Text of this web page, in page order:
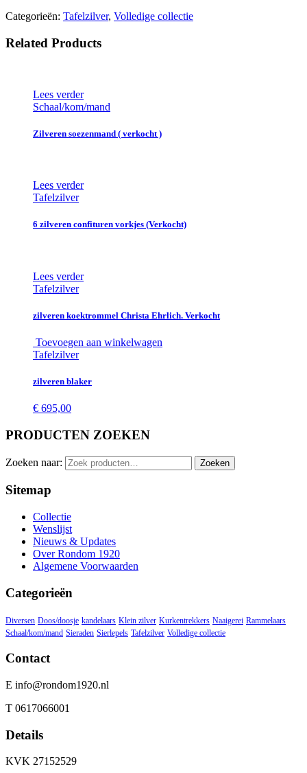
Categorieën: Tafelzilver, Volledige collectie
Related Products
Lees verder
Schaal/kom/mand
Zilveren soezenmand ( verkocht )
Lees verder
Tafelzilver
6 zilveren confituren vorkjes (Verkocht)
Lees verder
Tafelzilver
zilveren koektrommel Christa Ehrlich. Verkocht
Toevoegen aan winkelwagen
Tafelzilver
zilveren blaker
€ 695,00
PRODUCTEN ZOEKEN
Zoeken naar: Zoeken
Sitemap
Collectie
Wenslijst
Nieuws & Updates
Over Rondom 1920
Algemene Voorwaarden
Categorieën
Diversen Doos/doosje kandelaars Klein zilver Kurkentrekkers Naaigerei Rammelaars
Schaal/kom/mand Sieraden Sierlepels Tafelzilver Volledige collectie
Contact
E info@rondom1920.nl
T 0617066001
Details
KVK 27152529